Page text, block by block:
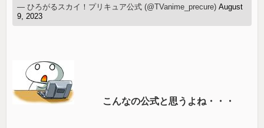
— ひろがるスカイ！プリキュア公式 (@TVanime_precure)August
9, 2023
こんなの公式と思うよね・・・